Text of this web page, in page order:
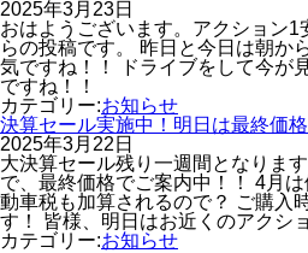
2025年3月23日
おはようございます。アクション
らの投稿です。 昨日と今日は朝か
気ですね！！ ドライブをして今が
ですね！！
カテゴリー:お知らせ
決算セール実施中！明日は最終価格
2025年3月22日
大決算セール残り一週間となりま
で、最終価格でご案内中！！ 4月
動車税も加算されるので？ ご購入
す！ 皆様、明日はお近くのアクシ
カテゴリー:お知らせ